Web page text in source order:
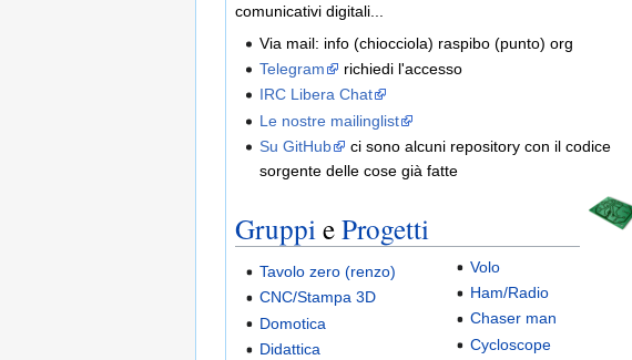
comunicativi digitali...
Via mail: info (chiocciola) raspibo (punto) org
Telegram
richiedi l'accesso
IRC Libera Chat
Le nostre mailinglist
Su GitHub
ci sono alcuni repository con il codice
sorgente delle cose già fatte
GruppieProgetti
Tavolo zero (renzo)
CNC/Stampa 3D
Domotica
Didattica
Volo
Ham/Radio
Chaser man
Cycloscope